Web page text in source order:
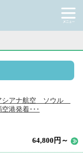
シアナ航空 ソウル
港発着･･･
64,800円～